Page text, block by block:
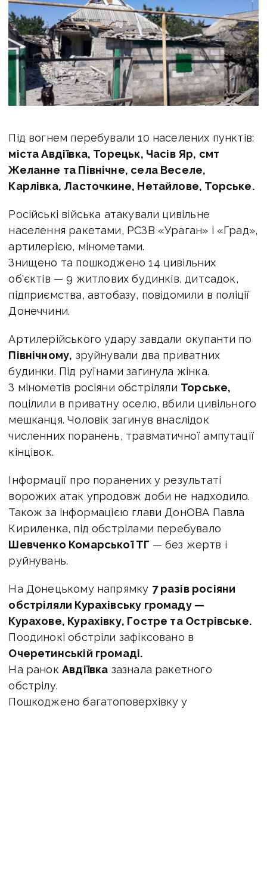
Під вогнем перебували 10 населених пунктів:
міста Авдіївка, Торецьк, Часів Яр, смт
Желанне та Північне, села Веселе,
Карлівка, Ласточкине, Нетайлове, Торське.
Російські війська атакували цивільне
населення ракетами, РСЗВ «Ураган» і «Град»,
артилерією, мінометами.
Знищено та пошкоджено 14 цивільних
об'єктів — 9 житлових будинків, дитсадок,
підприємства, автобазу, повідомили в поліції
Донеччини.
Артилерійського удару завдали окупанти по
Північному, зруйнували два приватних
будинки. Під руїнами загинула жінка.
З мінометів росіяни обстріляли Торське,
поцілили в приватну оселю, вбили цивільного
мешканця. Чоловік загинув внаслідок
численних поранень, травматичної ампутації
кінцівок.
Інформації про поранених у результаті
ворожих атак упродовж доби не надходило.
Також за інформацією глави ДонОВА Павла
Кириленка, під обстрілами перебувало
Шевченко Комарської ТГ — без жертв і
руйнувань.
На Донецькому напрямку 7 разів росіяни
обстріляли Курахівську громаду —
Курахове, Курахівку, Гостре та Острівське.
Поодинокі обстріли зафіксовано в
Очеретинській громаді.
На ранокАвдіївка зазнала ракетного
обстрілу.
Пошкоджено багатоповерхівку у